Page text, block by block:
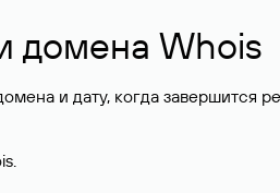
домена Whois
и дату, когда завершится